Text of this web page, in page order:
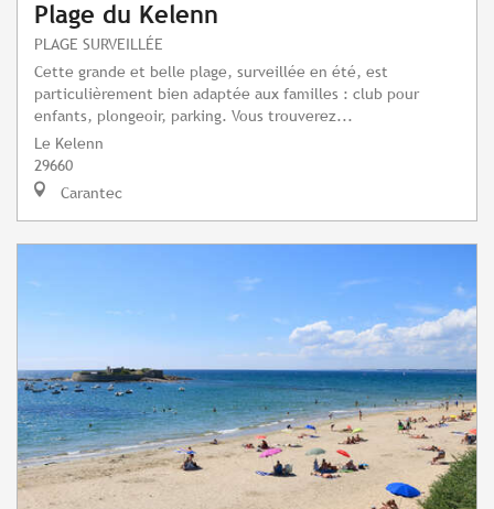
Plage du Kelenn
PLAGE SURVEILLÉE
Cette grande et belle plage, surveillée en été, est
particulièrement bien adaptée aux familles : club pour
enfants, plongeoir, parking. Vous trouverez...
Le Kelenn
29660
Carantec